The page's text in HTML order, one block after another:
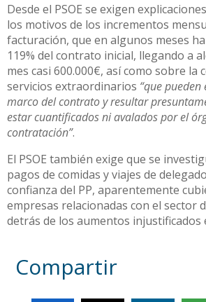
Desde el PSOE se exigen
los motivos de los incrementos
facturación, que en algunos meses
119% del contrato inicial, llegando a
mes casi 600.000€, así como sobre la
servicios extraordinarios “que
marco del contrato y resultar
estar cuantificados ni avalados por el
contratación”.
El PSOE también exige que se
pagos de comidas y viajes de
confianza del PP, aparentemente
empresas relacionadas con el sector
detrás de los aumentos injustificados
Compartir